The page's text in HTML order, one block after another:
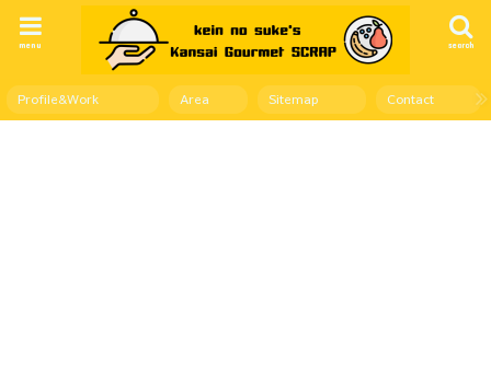
search
menu
Profile&Work Area Sitemap Contact